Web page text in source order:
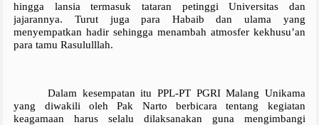
hingga lansia termasuk tataran petinggi Universitas dan
jajarannya. Turut juga para Habaib dan ulama yang
menyempatkan hadir sehingga menambah atmosfer kekhusu’an
para tamu Rasululllah.
Dalam kesempatan itu PPL-PT PGRI Malang Unikama
yang diwakili oleh Pak Narto berbicara tentang kegiatan
keagamaan harus selalu dilaksanakan guna mengimbangi